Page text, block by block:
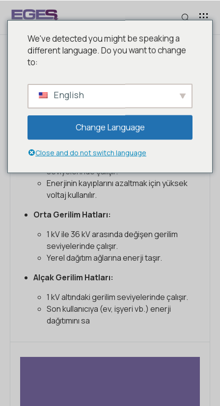
ENERJI NAKIL HATTI TÜRLERI
Yüksek Gerilim Hatları:
Uzun mesafelerde elektrik iletimi için
kullanılır.
Genellikle 110 kV ve üzeri gerilim
seviyelerinde çalışır.
Enerjinin kayıplarını azaltmak için yüksek
voltaj kullanılır.
Orta Gerilim Hatları:
1 kV ile 36 kV arasında değişen gerilim
seviyelerinde çalışır.
Yerel dağıtım ağlarına enerji taşır.
Alçak Gerilim Hatları:
1 kV altındaki gerilim seviyelerinde çalışır.
Son kullanıcıya (ev, işyeri vb.) enerji
dağıtımını sa
We've detected you might be speaking a
different language. Do you want to change
to:
English
Change Language
Close and do not switch language